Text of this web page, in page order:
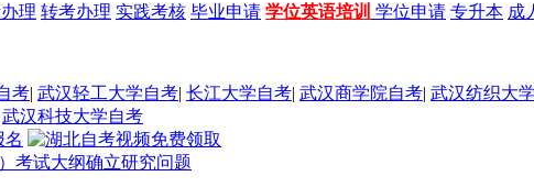
理 转考办理 实践考核 毕业申请 学位英语培训 学位申请 专升本 成
考| 武汉轻工大学自考| 长江大学自考| 武汉商学院自考| 武汉纺织大
武汉科技大学自考
考试大纲确立研究问题